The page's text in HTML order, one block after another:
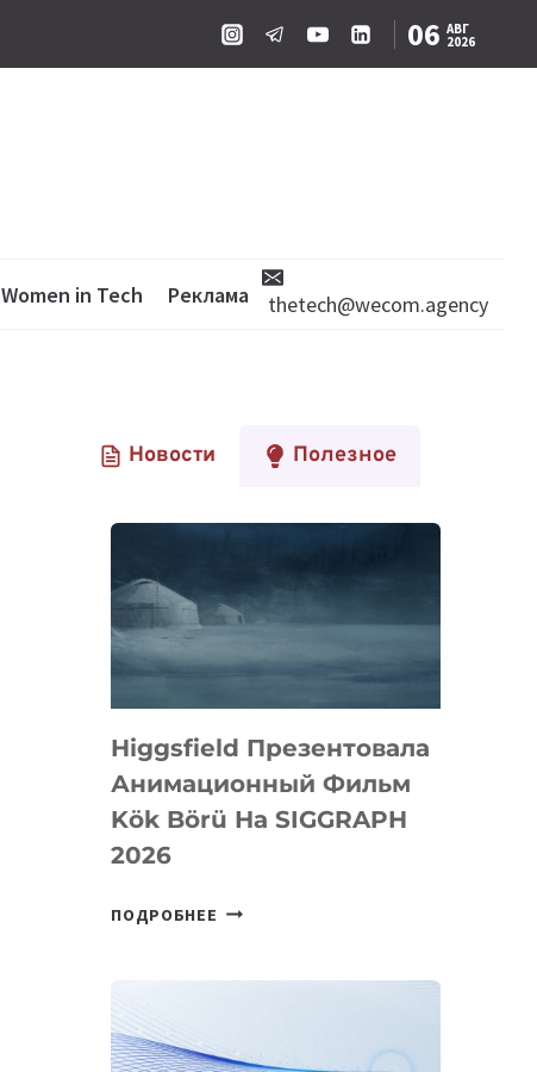
06 АВГ
2026
Women in Tech Реклама thetech@wecom.agency
Новости Полезное
Higgsfield Презентовала
Анимационный Фильм
Kök Börü На SIGGRAPH
2026
ПОДРОБНЕЕ HIGGSFIELD
BÖRÜ